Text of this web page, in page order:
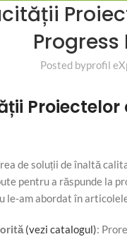
Posted byprofil
Proiectelor
de soluții de înaltă
pentru a răspunde la
le-am abordat în
(vezi catalogul):